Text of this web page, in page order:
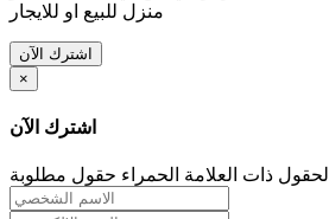
منزل للبيع او للايجار
اشترك الآن
×
اشترك الآن
الحقول ذات العلامة الحمراء حقول مطلوبة